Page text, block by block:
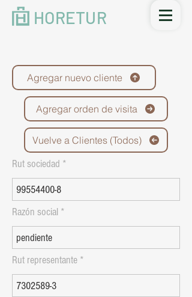
HORETUR
Agregar nuevo cliente
Agregar orden de visita
Vuelve a Clientes (Todos)
Rut sociedad
Razón social
Rut representante